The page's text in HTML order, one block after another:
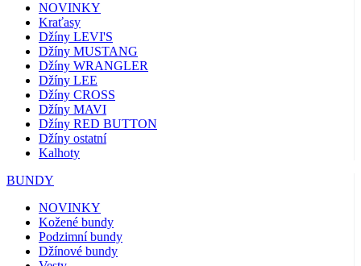
NOVINKY
Kraťasy
Džíny LEVI'S
Džíny MUSTANG
Džíny WRANGLER
Džíny LEE
Džíny CROSS
Džíny MAVI
Džíny RED BUTTON
Džíny ostatní
Kalhoty
BUNDY
NOVINKY
Kožené bundy
Podzimní bundy
Džínové bundy